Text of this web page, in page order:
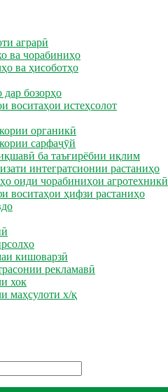
аграрӣ
ва чорабиниҳо
ва ҳисоботҳо
дар бозорҳо
воситаҳои истеҳсолот
органикӣ
сарфаҷӯй
ба таъғирёбии иқлим
интегратсионии растаниҳо
оиди чорабиниҳои агротехникӣ
воситаҳои ҳифзи растаниҳо
кишоварзӣ
рекламавӣ
хок
маҳсулоти х/қ